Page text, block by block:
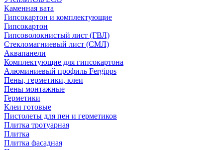
Каменная вата
Гипсокартон и комплектующие
Гипсокартон
Гипсоволокнистый лист (ГВЛ)
Стекломагниевый лист (СМЛ)
Аквапанели
Комплектующие для гипсокартона
Алюминиевый профиль Fergipps
Пены, герметики, клеи
Пены монтажные
Герметики
Клеи готовые
Пистолеты для пен и герметиков
Плитка тротуарная
Плитка
Плитка фасадная